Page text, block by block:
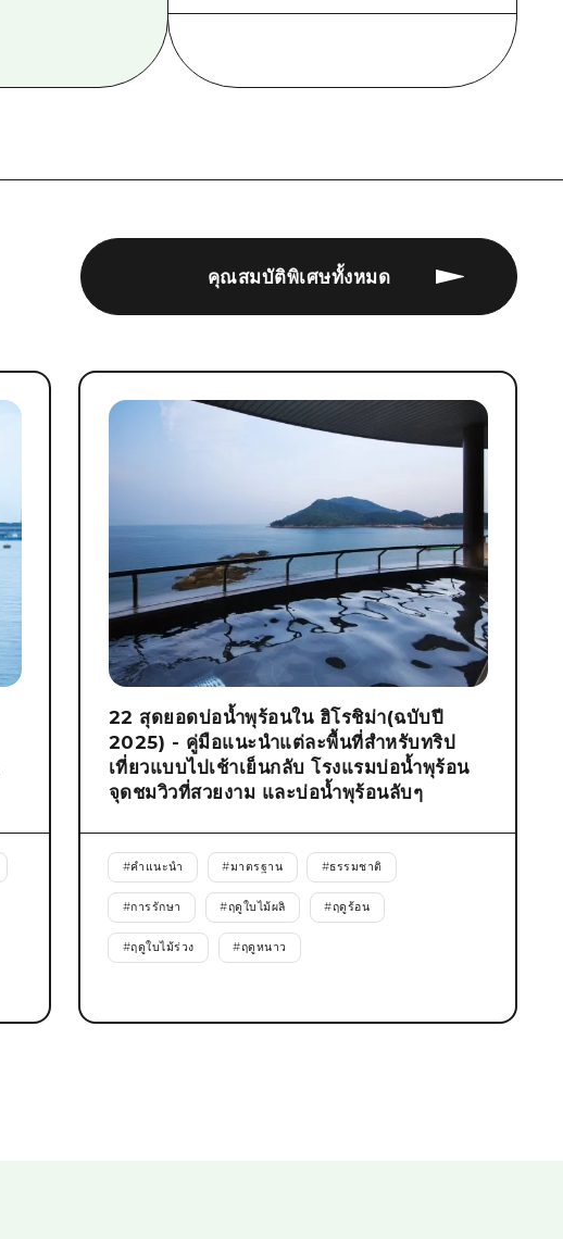
คุณสมบัติพิเศษทั้งหมด
22 สุดยอดบ่อน้ำพุร้อนใน ฮิโรชิม่า(ฉบับปี
2025) - คู่มือแนะนำแต่ละพื้นที่สำหรับทริป
เที่ยวแบบไปเช้าเย็นกลับ โรงแรมบ่อน้ำพุร้อน
จุดชมวิวที่สวยงาม และบ่อน้ำพุร้อนลับๆ
#คำแนะนำ #มาตรฐาน #ธรรมชาติ
#การรักษา #ฤดูใบไม้ผลิ #ฤดูร้อน
#ฤดูใบไม้ร่วง #ฤดูหนาว